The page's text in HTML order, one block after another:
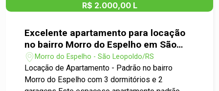
R$ 2.000,00 L
Excelente apartamento para locação
no bairro Morro do Espelho em São
Leopoldo
Morro do Espelho - São Leopoldo/RS
Locação de Apartamento - Padrão no bairro
Morro do Espelho com 3 dormitórios e 2